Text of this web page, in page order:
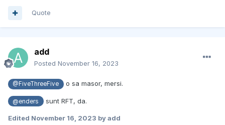
Quote
add
Posted November 16, 2023
@FiveThreeFive o sa masor, mersi.
@enders sunt RFT, da.
Edited November 16, 2023 by add